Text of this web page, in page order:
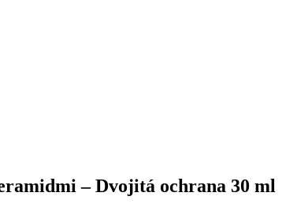
– Dvojitá ochrana 30 ml